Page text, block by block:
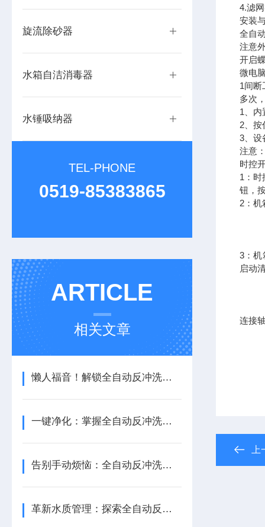
旋流除砂器
水箱自洁消毒器
水锤吸纳器
TEL-PHONE
0519-85383865
ARTICLE
相关文章
懒人福音！解锁全自动反冲洗过滤器“零操心”养护秘籍
一键净化：掌握全自动反冲洗过滤器的预备秘诀
告别手动烦恼：全自动反冲洗过滤器的简易操作秘籍
革新水质管理：探索全自动反冲洗过滤器的精密组成！
4.滤
安装
全自
注意
开启
微电
1间断
多次
1、内
2、按
3、设
注意
时控
1：时
钮，
2：机
3：机
启动
连接